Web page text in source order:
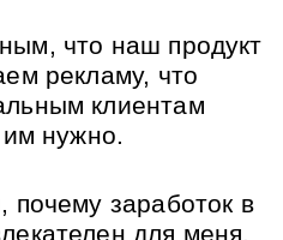
что наш продукт
рекламу, что
клиентам
им нужно.
почему заработок в
для меня.